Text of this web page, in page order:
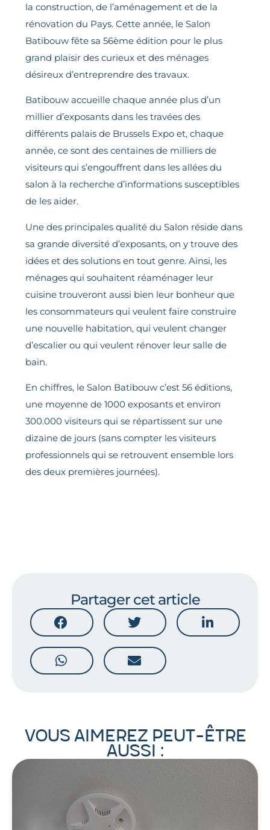
la construction, de l’aménagement et de la
rénovation du Pays. Cette année, le Salon
Batibouw fête sa 56ème édition pour le plus
grand plaisir des curieux et des ménages
désireux d’entreprendre des travaux.
Batibouw accueille chaque année plus d’un
millier d’exposants dans les travées des
différents palais de Brussels Expo et, chaque
année, ce sont des centaines de milliers de
visiteurs qui s’engouffrent dans les allées du
salon à la recherche d’informations susceptibles
de les aider.
Une des principales qualité du Salon réside dans
sa grande diversité d’exposants, on y trouve des
idées et des solutions en tout genre. Ainsi, les
ménages qui souhaitent réaménager leur
cuisine trouveront aussi bien leur bonheur que
les consommateurs qui veulent faire construire
une nouvelle habitation, qui veulent changer
d’escalier ou qui veulent rénover leur salle de
bain.
En chiffres, le Salon Batibouw c’est 56 éditions,
une moyenne de 1000 exposants et environ
300.000 visiteurs qui se répartissent sur une
dizaine de jours (sans compter les visiteurs
professionnels qui se retrouvent ensemble lors
des deux premières journées).
Partager cet article
Vous aimerez peut-être
aussi :